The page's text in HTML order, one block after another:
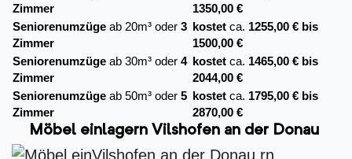
Zimmer
1350,00 €
Seniorenumzüge ab 20m³ oder 3
Zimmer
kostet ca. 1255,00 € bis
1500,00 €
Seniorenumzüge ab 30m³ oder 4
Zimmer
kostet ca. 1465,00 € bis
2044,00 €
Seniorenumzüge ab 50m³ oder 5
Zimmer
kostet ca. 1795,00 € bis
2870,00 €
Möbel einlagern Vilshofen an der Donau